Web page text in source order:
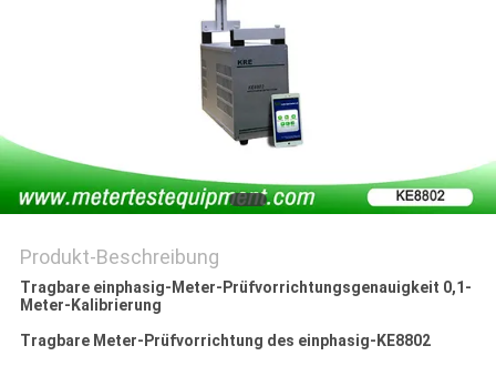
Produkt-Beschreibung
Tragbare einphasig-Meter-Prüfvorrichtungsgenauigkeit 0,1-
Meter-Kalibrierung
Tragbare Meter-Prüfvorrichtung des einphasig-KE8802